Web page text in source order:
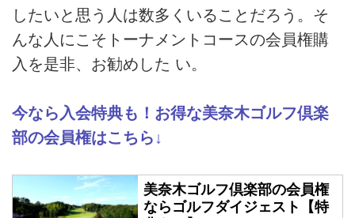
したいと思う人は数多くいることだろう。そ
んな人にこそトーナメントコースの会員権購
入を是非、お勧めした い。
今なら入会特典も！お得な美奈木ゴルフ倶楽
部の会員権はこちら↓
美奈木ゴルフ倶楽部の会員権
ならゴルフダイジェスト【特